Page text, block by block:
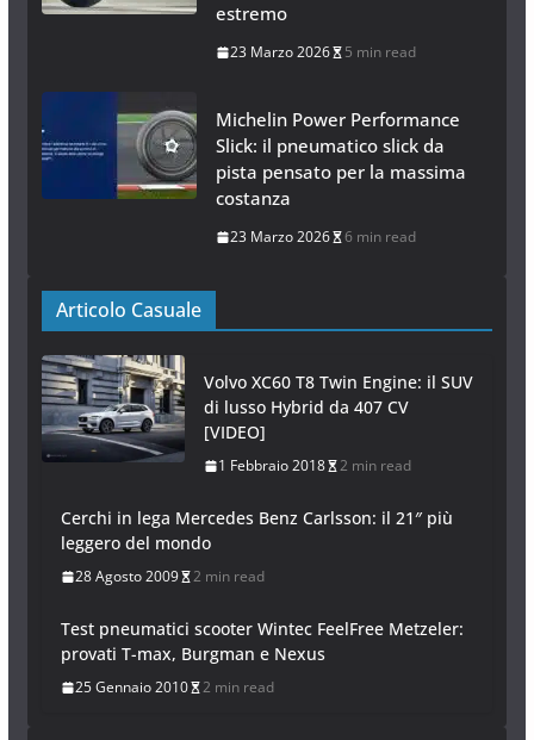
estremo
23 Marzo 2026 5 min read
Michelin Power Performance
Slick: il pneumatico slick da
pista pensato per la massima
costanza
23 Marzo 2026 6 min read
Articolo Casuale
Volvo XC60 T8 Twin Engine: il SUV
di lusso Hybrid da 407 CV
[VIDEO]
1 Febbraio 2018 2 min read
Cerchi in lega Mercedes Benz Carlsson: il 21″ più
leggero del mondo
28 Agosto 2009 2 min read
Test pneumatici scooter Wintec FeelFree Metzeler:
provati T-max, Burgman e Nexus
25 Gennaio 2010 2 min read